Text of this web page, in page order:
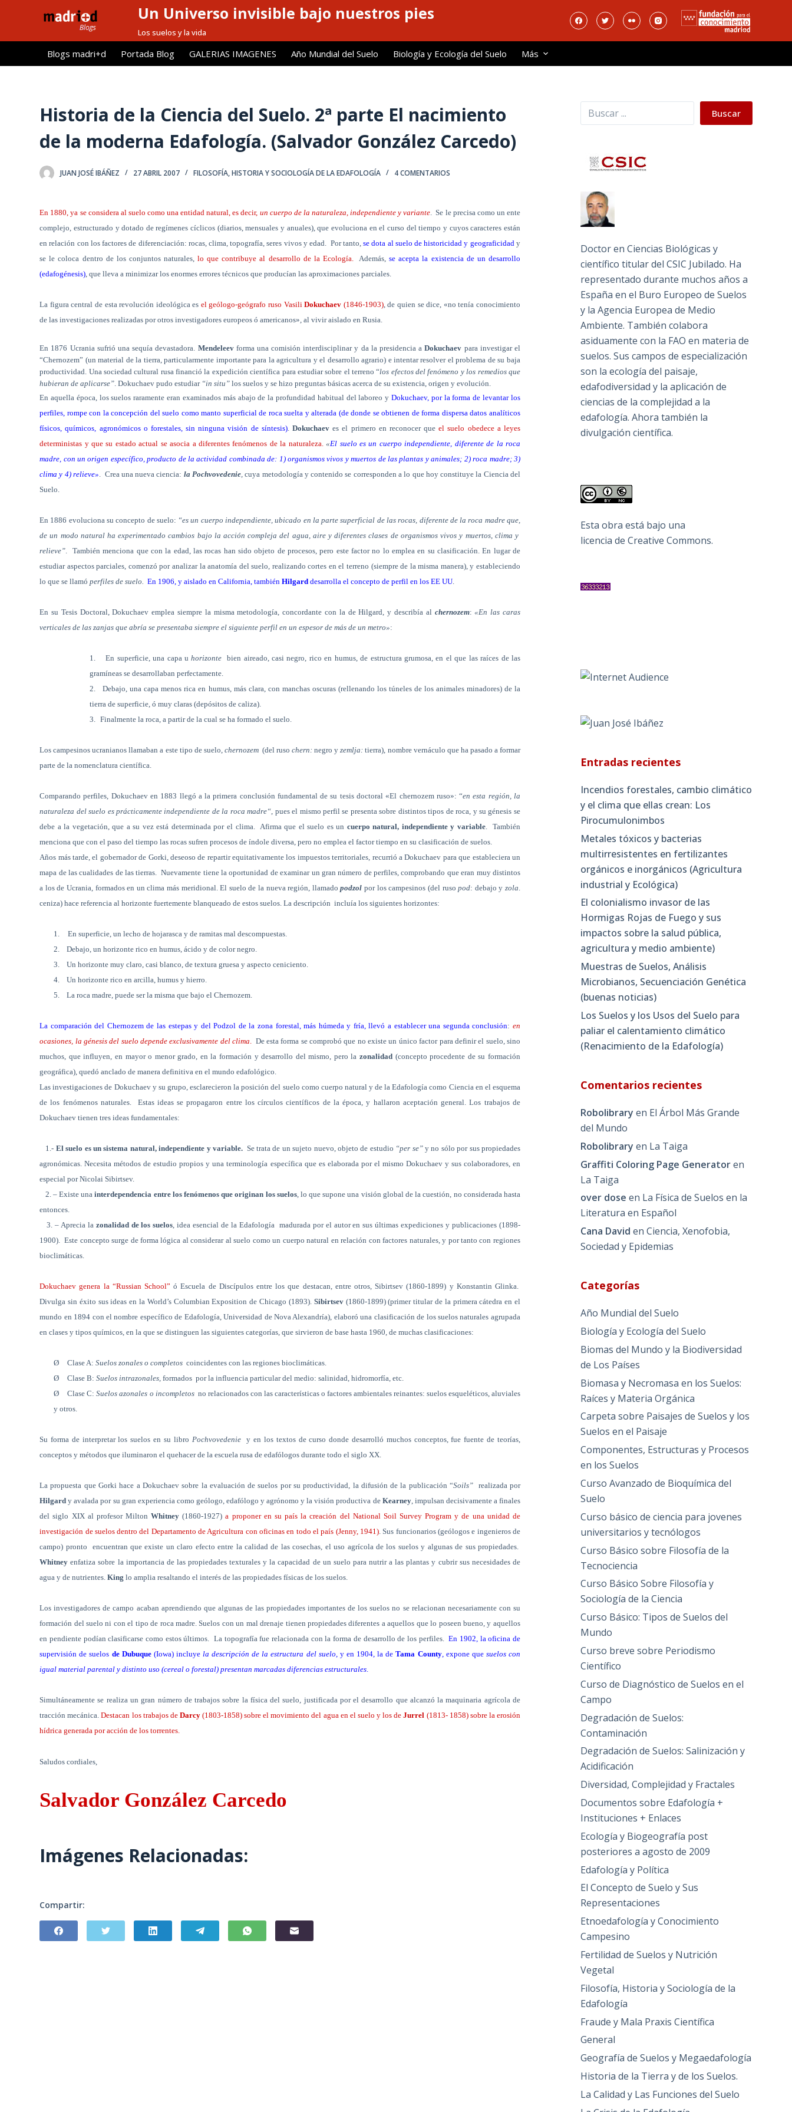
l
Un Universo invisible bajo nuestros pies
Los suelos y la vida
Blogs madri+d Portada Blog GALERIAS IMAGENES Año Mundial del Suelo Biología y Ecología del Suelo Más
Historia de la Ciencia del Suelo. 2ª parte El nacimiento
de la moderna Edafología. (Salvador González Carcedo)
JUAN JOSÉ IBÁÑEZ 27 ABRIL 2007 FILOSOFÍA, HISTORIA Y SOCIOLOGÍA DE LA EDAFOLOGÍA 4 COMENTARIOS
En 1880, ya se considera al suelo como una entidad natural, es decir, un cuerpo de la naturaleza, independiente y variante. Se le precisa como un ente
complejo, estructurado y dotado de regímenes cíclicos (diarios, mensuales y anuales), que evoluciona en el curso del tiempo y cuyos caracteres están
en relación con los factores de diferenciación: rocas, clima, topografía, seres vivos y edad. Por tanto,se dota al suelo de historicidad y geograficidad y
se le coloca dentro de los conjuntos naturales,lo que contribuye al desarrollo de la Ecología. Además,se acepta la existencia de un desarrollo
(edafogénesis), que lleva a minimizar los enormes errores técnicos que producían las aproximaciones parciales.
La figura central de esta revolución ideológica es el geólogo-geógrafo ruso VasiliDokuchaev (1846-1903), de quien se dice, «no tenía conocimiento
de las investigaciones realizadas por otros investigadores europeos ó americanos», al vivir aislado en Rusia.
En 1876 Ucrania sufrió una sequía devastadora. Mendeleevforma una comisión interdisciplinar y da la presidencia aDokuchaev para investigar el
“Chernozem” (un material de la tierra, particularmente importante para la agricultura y el desarrollo agrario) e intentar resolver el problema de su baja
productividad. Una sociedad cultural rusa financió la expedición científica para estudiar sobre el terreno “los efectos del fenómeno y los remedios que
hubieran de aplicarse”. Dokuchaev pudo estudiar “in situ” los suelos y se hizo preguntas básicas acerca de su existencia, origen y evolución.
En aquella época, los suelos raramente eran examinados más abajo de la profundidad habitual del laboreo yDokuchaev, por la forma de levantar los
perfiles, rompe con la concepción del suelo como manto superficial de roca suelta y alterada (de donde se obtienen de forma dispersa datos analíticos
físicos, químicos, agronómicos o forestales, sin ninguna visión de síntesis). Dokuchaeves el primero en reconocer queel suelo obedece a leyes
deterministas y que su estado actual se asocia a diferentes fenómenos de la naturaleza.«El suelo es un cuerpo independiente, diferente de la roca
madre, con un origen específico, producto de la actividad combinada de: 1) organismos vivos y muertos de las plantas y animales; 2) roca madre; 3)
clima y 4) relieve». Crea una nueva ciencia: la Pochvovedenie,cuya metodología y contenido se corresponden a lo que hoy constituye la Ciencia del
Suelo.
En 1886 evoluciona su concepto de suelo: “es un cuerpo independiente, ubicado en la parte superficial de las rocas, diferente de la roca madre que,
de un modo natural ha experimentado cambios bajo la acción compleja del agua, aire y diferentes clases de organismos vivos y muertos, clima y
relieve”. También menciona que con la edad, las rocas han sido objeto de procesos, pero este factor no lo emplea en su clasificación. En lugar de
estudiar aspectos parciales, comenzó por analizar la anatomía del suelo, realizando cortes en el terreno (siempre de la misma manera), y estableciendo
lo que se llamóperfiles de suelo. En 1906, y aislado en California, tambiénHilgard desarrolla el concepto de perfil en los EE UU.
En su Tesis Doctoral, Dokuchaev emplea siempre la misma metodología, concordante con la de Hilgard, y describía al chernozem:«En las caras
verticales de las zanjas que abría se presentaba siempre el siguiente perfil en un espesor de más de un metro»:
1. En superficie, una capa uhorizonte
bien aireado, casi negro, rico en humus, de estructura grumosa, en el que las raíces de las
gramíneas se desarrollaban perfectamente.
2.
Debajo, una capa menos rica en humus, más clara, con manchas oscuras (rellenando los túneles de los animales minadores) de la
tierra de superficie, ó muy claras (depósitos de caliza).
3. Finalmente la roca, a partir de la cual se ha formado el suelo.
Los campesinos ucranianos llamaban a este tipo de suelo, chernozem (del rusochern:negro yzemlja: tierra), nombre vernáculo que ha pasado a formar
parte de la nomenclatura científica.
Comparando perfiles, Dokuchaev en 1883 llegó a la primera conclusión fundamental de su tesis doctoral «El chernozem ruso»: “en esta región, la
naturaleza del suelo es prácticamente independiente de la roca madre“, pues el mismo perfil se presenta sobre distintos tipos de roca, y su génesis se
debe a la vegetación, que a su vez está determinada por el clima. Afirma que el suelo es un cuerpo natural, independiente y variable.
También
menciona que con el paso del tiempo las rocas sufren procesos de índole diversa, pero no emplea el factor tiempo en su clasificación de suelos.
Años más tarde, el gobernador de Gorki, deseoso de repartir equitativamente los impuestos territoriales, recurrió a Dokuchaev para que estableciera un
mapa de las cualidades de las tierras. Nuevamente tiene la oportunidad de examinar un gran número de perfiles, comprobando que eran muy distintos
a los de Ucrania, formados en un clima más meridional. El suelo de la nueva región, llamadopodzolpor los campesinos (del rusopod: debajo y zola.
ceniza) hace referencia al horizonte fuertemente blanqueado de estos suelos. La descripción incluía los siguientes horizontes:
1.
En superficie, un lecho de hojarasca y de ramitas mal descompuestas.
2.
Debajo, un horizonte rico en humus, ácido y de color negro.
3.
Un horizonte muy claro, casi blanco, de textura gruesa y aspecto ceniciento.
4.
Un horizonte rico en arcilla, humus y hierro.
5.
La roca madre, puede ser la misma que bajo el Chernozem.
La comparación del Chernozem de las estepas y del Podzol de la zona forestal, más húmeda y fría, llevó a establecer una segunda conclusión: en
ocasiones, la génesis del suelo depende exclusivamente del clima. De esta forma se comprobó que no existe un único factor para definir el suelo, sino
muchos, que influyen, en mayor o menor grado, en la formación y desarrollo del mismo, pero lazonalidad (concepto procedente de su formación
geográfica), quedó anclado de manera definitiva en el mundo edafológico.
Las investigaciones de Dokuchaev y su grupo, esclarecieron la posición del suelo como cuerpo natural y de la Edafología como Ciencia en el esquema
de los fenómenos naturales.
Estas ideas se propagaron entre los círculos científicos de la época, y hallaron aceptación general. Los trabajos de
Dokuchaev tienen tres ideas fundamentales:
1.- El suelo es un sistema natural, independiente y variable. Se trata de un sujeto nuevo, objeto de estudio “per se”y no sólo por sus propiedades
agronómicas. Necesita métodos de estudio propios y una terminología específica que es elaborada por el mismo Dokuchaev y sus colaboradores, en
especial por Nicolai Sibirtsev.
2. – Existe unainterdependencia entre los fenómenos que originan los suelos, lo que supone una visión global de la cuestión, no considerada hasta
entonces.
3. – Aprecia lazonalidad de los suelos, idea esencial de la Edafología madurada por el autor en sus últimas expediciones y publicaciones (1898-
1900). Este concepto surge de forma lógica al considerar al suelo como un cuerpo natural en relación con factores naturales, y por tanto con regiones
bioclimáticas.
Dokuchaev genera la “Russian School” ó Escuela de Discípulos entre los que destacan, entre otros, Sibirtsev (1860-1899) y Konstantin Glinka.
Divulga sin éxito sus ideas en la World’s Columbian Exposition de Chicago (1893). Sibirtsev (1860-1899) (primer titular de la primera cátedra en el
mundo en 1894 con el nombre específico de Edafología, Universidad de Nova Alexandría), elaboró una clasificación de los suelos naturales agrupada
en clases y tipos químicos, en la que se distinguen las siguientes categorías, que sirvieron de base hasta 1960, de muchas clasificaciones:
Ø Clase A: Suelos zonales o completos coincidentes con las regiones bioclimáticas.
Ø
Clase B: Suelos intrazonales,formados por la influencia particular del medio: salinidad, hidromorfía, etc.
Ø
Clase C: Suelos azonales o incompletos no relacionados con las características o factores ambientales reinantes: suelos esqueléticos, aluviales
y otros.
Su forma de interpretar los suelos en su libro Pochvovedenie
y en los textos de curso donde desarrolló muchos conceptos, fue fuente de teorías,
conceptos y métodos que iluminaron el quehacer de la escuela rusa de edafólogos durante todo el siglo XX.
La propuesta que Gorki hace a Dokuchaev sobre la evaluación de suelos por su productividad, la difusión de la publicación “Soils” realizada por
Hilgard y avalada por su gran experiencia como geólogo, edafólogo y agrónomo y la visión productiva de Kearney, impulsan decisivamente a finales
del siglo XIX al profesor Milton Whitney(1860-1927)a proponer en su país la creación del National Soil Survey Program y de una unidad de
investigación de suelos dentro del Departamento de Agricultura con oficinas en todo el país (Jenny, 1941). Sus funcionarios (geólogos e ingenieros de
campo) pronto
encuentran que existe un claro efecto entre la calidad de las cosechas, el uso agrícola de los suelos y algunas de sus propiedades.
Whitney enfatiza sobre la importancia de las propiedades texturales y la capacidad de un suelo para nutrir a las plantas y cubrir sus necesidades de
agua y de nutrientes.Kinglo amplia resaltando el interés de las propiedades físicas de los suelos.
Los investigadores de campo acaban aprendiendo que algunas de las propiedades importantes de los suelos no se relacionan necesariamente con su
formación del suelo ni con el tipo de roca madre. Suelos con un mal drenaje tienen propiedades diferentes a aquellos que lo poseen bueno, y aquellos
en pendiente podían clasificarse como estos últimos. La topografía fue relacionada con la forma de desarrollo de los perfiles. En 1902, la oficina de
supervisión de suelos de Dubuque(Iowa) incluyela descripción de la estructura del suelo, y en 1904, la deTama County, expone que suelos con
igual material parental y distinto uso (cereal o forestal) presentan marcadas diferencias estructurales.
Simultáneamente se realiza un gran número de trabajos sobre la física del suelo, justificada por el desarrollo que alcanzó la maquinaria agrícola de
tracción mecánica.Destacan los trabajos de Darcy(1803-1858) sobre el movimiento del agua en el suelo y los deJurrel (1813- 1858) sobre la erosión
hídrica generada por acción de los torrentes.
Saludos cordiales,
Salvador González Carcedo
Imágenes Relacionadas:
Compartir:
Buscar Buscar
Doctor en Ciencias Biológicas y
científico titular del CSIC Jubilado. Ha
representado durante muchos años a
España en el Buro Europeo de Suelos
y la Agencia Europea de Medio
Ambiente. También colabora
asiduamente con la FAO en materia de
suelos. Sus campos de especialización
son la ecología del paisaje,
edafodiversidad y la aplicación de
ciencias de la complejidad a la
edafología. Ahora también la
divulgación científica.
Esta obra está bajo una
licencia de Creative Commons.
Entradas recientes
Incendios forestales, cambio climático
y el clima que ellas crean: Los
Pirocumulonimbos
Metales tóxicos y bacterias
multirresistentes en fertilizantes
orgánicos e inorgánicos (Agricultura
industrial y Ecológica)
El colonialismo invasor de las
Hormigas Rojas de Fuego y sus
impactos sobre la salud pública,
agricultura y medio ambiente)
Muestras de Suelos, Análisis
Microbianos, Secuenciación Genética
(buenas noticias)
Los Suelos y los Usos del Suelo para
paliar el calentamiento climático
(Renacimiento de la Edafología)
Comentarios recientes
Robolibrary en El Árbol Más Grande
del Mundo
Robolibrary en La Taiga
Graffiti Coloring Page Generatoren
La Taiga
over dose en La Física de Suelos en la
Literatura en Español
Cana David enCiencia, Xenofobia,
Sociedad y Epidemias
Categorías
Año Mundial del Suelo
Biología y Ecología del Suelo
Biomas del Mundo y la Biodiversidad
de Los Países
Biomasa y Necromasa en los Suelos:
Raíces y Materia Orgánica
Carpeta sobre Paisajes de Suelos y los
Suelos en el Paisaje
Componentes, Estructuras y Procesos
en los Suelos
Curso Avanzado de Bioquímica del
Suelo
Curso básico de ciencia para jovenes
universitarios y tecnólogos
Curso Básico sobre Filosofía de la
Tecnociencia
Curso Básico Sobre Filosofía y
Sociología de la Ciencia
Curso Básico: Tipos de Suelos del
Mundo
Curso breve sobre Periodismo
Científico
Curso de Diagnóstico de Suelos en el
Campo
Degradación de Suelos:
Contaminación
Degradación de Suelos: Salinización y
Acidificación
Diversidad, Complejidad y Fractales
Documentos sobre Edafología +
Instituciones + Enlaces
Ecología y Biogeografía post
posteriores a agosto de 2009
Edafología y Política
El Concepto de Suelo y Sus
Representaciones
Etnoedafología y Conocimiento
Campesino
Fertilidad de Suelos y Nutrición
Vegetal
Filosofía, Historia y Sociología de la
Edafología
Fraude y Mala Praxis Científica
General
Geografía de Suelos y Megaedafología
Historia de la Tierra y de los Suelos.
La Calidad y Las Funciones del Suelo